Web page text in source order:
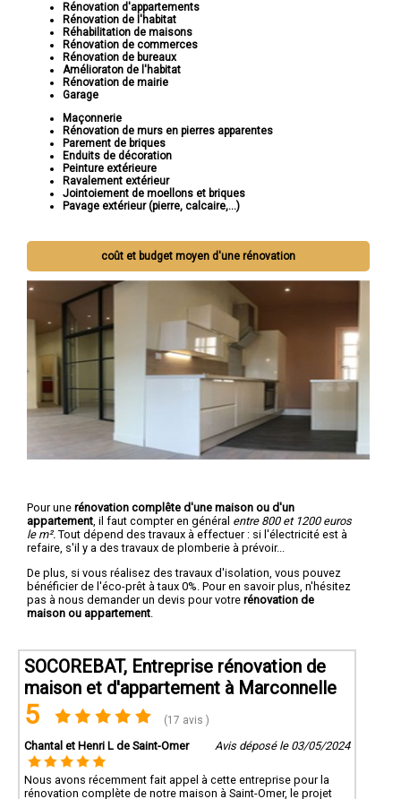
Rénovation d'appartements
Rénovation de l'habitat
Réhabilitation de maisons
Rénovation de commerces
Rénovation de bureaux
Amélioraton de l'habitat
Rénovation de mairie
Garage
Maçonnerie
Rénovation de murs en pierres apparentes
Parement de briques
Enduits de décoration
Peinture extérieure
Ravalement extérieur
Jointoiement de moellons et briques
Pavage extérieur (pierre, calcaire,...)
coût et budget moyen d'une rénovation
Pour une rénovation complête d'une maison ou d'un
appartement , il faut compter en général entre 800 et 1200 euros
le m². Tout dépend des travaux à effectuer : si l'électricité est à
refaire, s'il y a des travaux de plomberie à prévoir...
De plus, si vous réalisez des travaux d'isolation, vous pouvez
bénéficier de l'éco-prêt à taux 0%. Pour en savoir plus, n'hésitez
pas à nous demander un devis pour votre rénovation de
maison ou appartement
SOCOREBAT, Entreprise rénovation de
maison et d'appartement à Marconnelle
5 (17 avis )
Chantal et Henri L de Saint-Omer Avis déposé le 03/05/2024
Nous avons récemment fait appel à cette entreprise pour la
rénovation complète de notre maison à Saint-Omer, le projet